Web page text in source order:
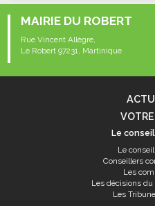
MAIRIE DU ROBERT
Rue Vincent Allègre,
Le Robert 97231, Martinique
Le
Le
Conseillers
Les
Les décisions
Les